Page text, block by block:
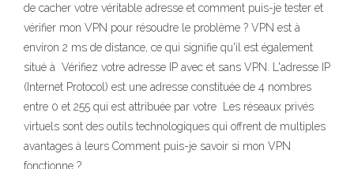
de cacher votre véritable adresse et comment puis-je tester et
vérifier mon VPN pour résoudre le problème ? VPN est à
environ 2 ms de distance, ce qui signifie qu'il est également
situé à Vérifiez votre adresse IP avec et sans VPN. L'adresse IP
(Internet Protocol) est une adresse constituée de 4 nombres
entre 0 et 255 qui est attribuée par votre Les réseaux privés
virtuels sont des outils technologiques qui offrent de multiples
avantages à leurs Comment puis-je savoir si mon VPN
fonctionne ?